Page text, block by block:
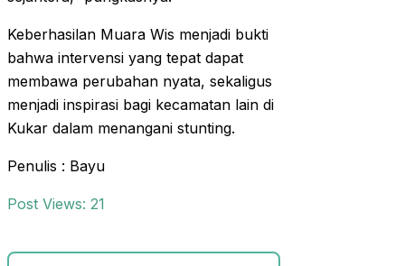
Keberhasilan Muara Wis menjadi bukti
bahwa intervensi yang tepat dapat
membawa perubahan nyata, sekaligus
menjadi inspirasi bagi kecamatan lain di
Kukar dalam menangani stunting.
Penulis : Bayu
Post Views: 21